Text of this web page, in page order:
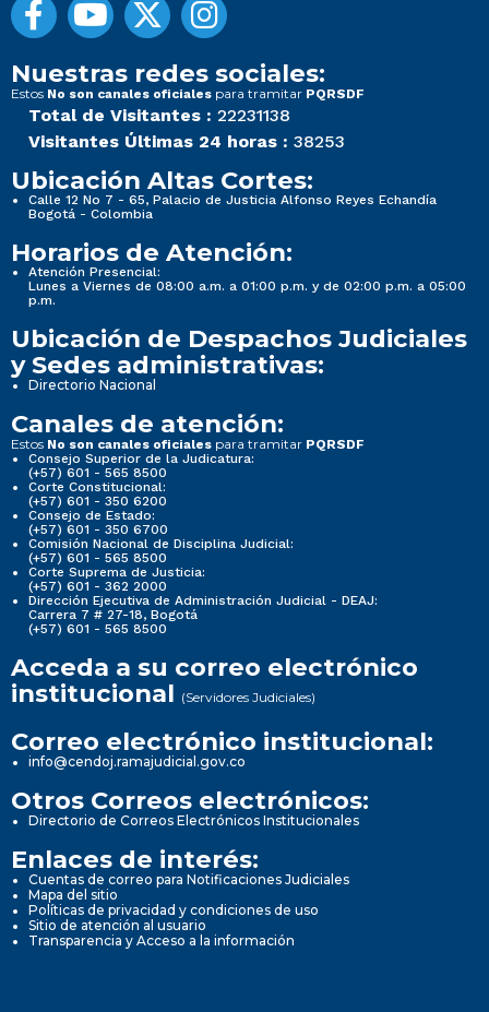
Nuestras redes sociales:
Estos No son canales oficiales para tramitar PQRSDF
Total de Visitantes : 22231138
Visitantes Últimas 24 horas : 38253
Ubicación Altas Cortes:
Calle 12 No 7 - 65, Palacio de Justicia Alfonso Reyes Echandía
Bogotá - Colombia
Horarios de Atención:
Atención Presencial:
Lunes a Viernes de 08:00 a.m. a 01:00 p.m. y de 02:00 p.m. a 05:00
p.m.
Ubicación de Despachos Judiciales
y Sedes administrativas:
Directorio Nacional
Canales de atención:
Estos No son canales oficiales para tramitar PQRSDF
Consejo Superior de la Judicatura:
(+57) 601 - 565 8500
Corte Constitucional:
(+57) 601 - 350 6200
Consejo de Estado:
(+57) 601 - 350 6700
Comisión Nacional de Disciplina Judicial:
(+57) 601 - 565 8500
Corte Suprema de Justicia:
(+57) 601 - 362 2000
Dirección Ejecutiva de Administración Judicial - DEAJ:
Carrera 7 # 27-18, Bogotá
(+57) 601 - 565 8500
Acceda a su correo electrónico
institucional (Servidores Judiciales)
Correo electrónico institucional:
info@cendoj.ramajudicial.gov.co
Otros Correos electrónicos:
Directorio de Correos Electrónicos Institucionales
Enlaces de interés:
Cuentas de correo para Notificaciones Judiciales
Mapa del sitio
Políticas de privacidad y condiciones de uso
Sitio de atención al usuario
Transparencia y Acceso a la información